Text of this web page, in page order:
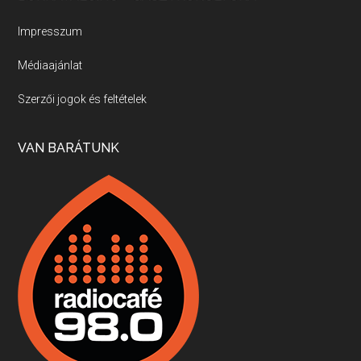
Villány, kékfrankos, Jackfall
Apr 17, 2026 • 00:35:38
Boston, teadélután, bab és homár
Apr 9, 2026 • 00:37:17
Fermentáljunk, a testünk meghálálja!
Apr 3, 2026 • 00:36:07
Impresszum
Médiaajánlat
Szerzői jogok és feltételek
VAN BARÁTUNK